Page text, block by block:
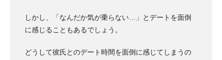
しかし、「なんだか気が乗らない…」とデートを面倒
に感じることもあるでしょう。
どうして彼氏とのデート時間を面倒に感じてしまうの